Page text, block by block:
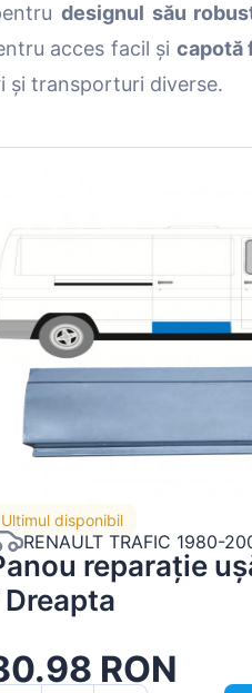
designul său
acces facil și capotă
și transporturi diverse.
Ultimul disponibil
RENAULT TRAFIC 1980-
reparație
RON